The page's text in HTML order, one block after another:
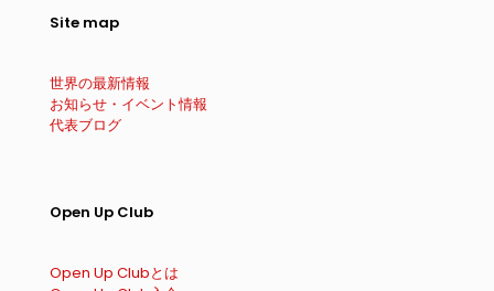
Site map
世界の最新情報
お知らせ・イベント情報
代表ブログ
Open Up Club
Open Up Clubとは